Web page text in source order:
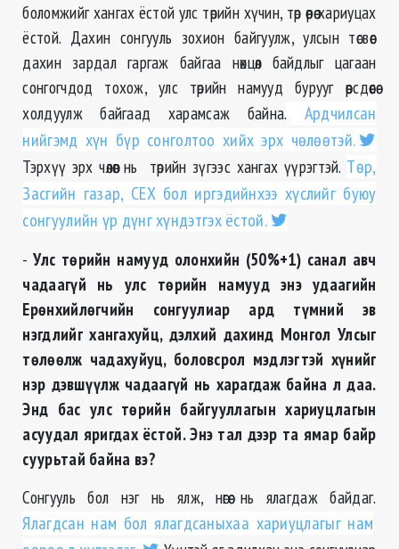
боломжийг хангах ёстой улс төрийн хүчин, төр өөрөө хариуцах
ёстой. Дахин сонгууль зохион байгуулж, улсын төсвөөс
дахин зардал гаргаж байгаа нөхцөл байдлыг цагаан
сонгогчдод тохож, улс төрийн намууд бурууг өөрсдөөсөө
холдуулж байгаад харамсаж байна. Ардчилсан
нийгэмд хүн бүр сонголтоо хийх эрх чөлөөтэй.
Тэрхүү эрх чөлөөг нь төрийн зүгээс хангах үүрэгтэй. Төр,
Засгийн газар, СЕХ бол иргэдийнхээ хүслийг буюу
сонгуулийн үр дүнг хүндэтгэх ёстой.
-Улс төрийн намууд олонхийн (50%+1) санал авч
чадаагүй нь улс төрийн намууд энэ удаагийн
Ерөнхийлөгчийн сонгуулиар ард түмний эв
нэгдлийг хангахуйц, дэлхий дахинд Монгол Улсыг
төлөөлж чадахуйуц, боловсрол мэдлэгтэй хүнийг
нэр дэвшүүлж чадаагүй нь харагдаж байна л даа.
Энд бас улс төрийн байгууллагын хариуцлагын
асуудал яригдах ёстой. Энэ тал дээр та ямар байр
суурьтай байна вэ?
Сонгууль бол нэг нь ялж, нөгөө нь ялагдаж байдаг.
Ялагдсан нам бол ялагдсаныхаа хариуцлагыг нам